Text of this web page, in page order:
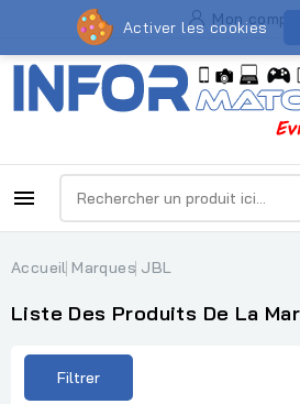
Mon compte

Accueil Marques JBL
Liste Des Produits De La
Filtrer
Activer les cookies